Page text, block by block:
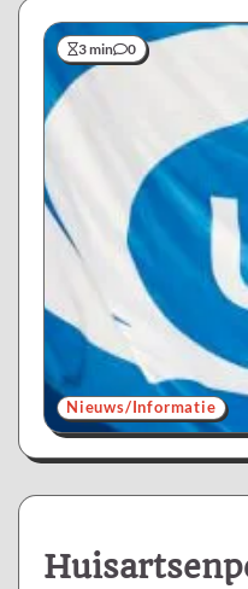
3 min 0
Nieuws/Informatie